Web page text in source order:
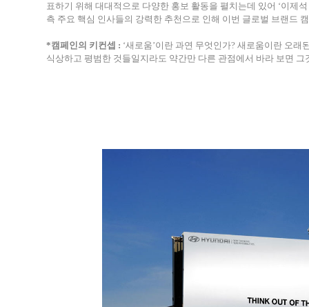
표하기 위해 대대적으로 다양한 홍보 활동을 펼치는데 있어 ‘이제
측 주요 핵심 인사들의 강력한 추천으로 인해 이번 글로벌 브랜드
*캠페인의 키컨셉 : ‘새로움’이란 과연 무엇인가? 새로움이란 오래
식상하고 평범한 것들일지라도 약간만 다른 관점에서 바라 보면